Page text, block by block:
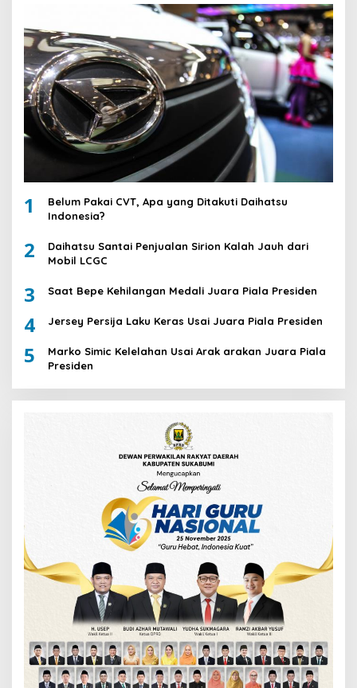
1
Belum Pakai CVT, Apa yang Ditakuti Daihatsu
Indonesia?
2
Daihatsu Santai Penjualan Sirion Kalah Jauh dari
Mobil LCGC
3 Saat Bepe Kehilangan Medali Juara Piala Presiden
4 Jersey Persija Laku Keras Usai Juara Piala Presiden
5
Marko Simic Kelelahan Usai Arak arakan Juara Piala
Presiden